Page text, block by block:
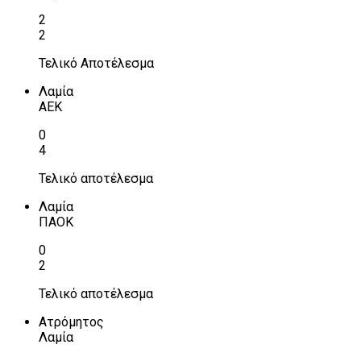
2
2
Τελικό Αποτέλεσμα
Λαμία
ΑΕΚ
0
4
Τελικό αποτέλεσμα
Λαμία
ΠΑΟΚ
0
2
Τελικό αποτέλεσμα
Ατρόμητος
Λαμία